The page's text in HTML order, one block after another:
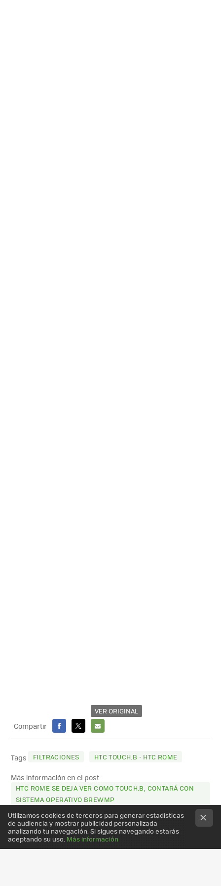
VER ORIGINAL
Compartir
FACEBOOK
X
E-
MAIL
Tags FILTRACIONES HTC TOUCH.B - HTC ROME
Más información en el post
HTC ROME SE DEJA VER COMO TOUCH.B, CONTARÁ CON
SISTEMA OPERATIVO BREWMP
Utilizamos cookies de terceros para generar estadísticas
de audiencia y mostrar publicidad personalizada
analizando tu navegación. Si sigues navegando estarás
aceptando su uso. Más información